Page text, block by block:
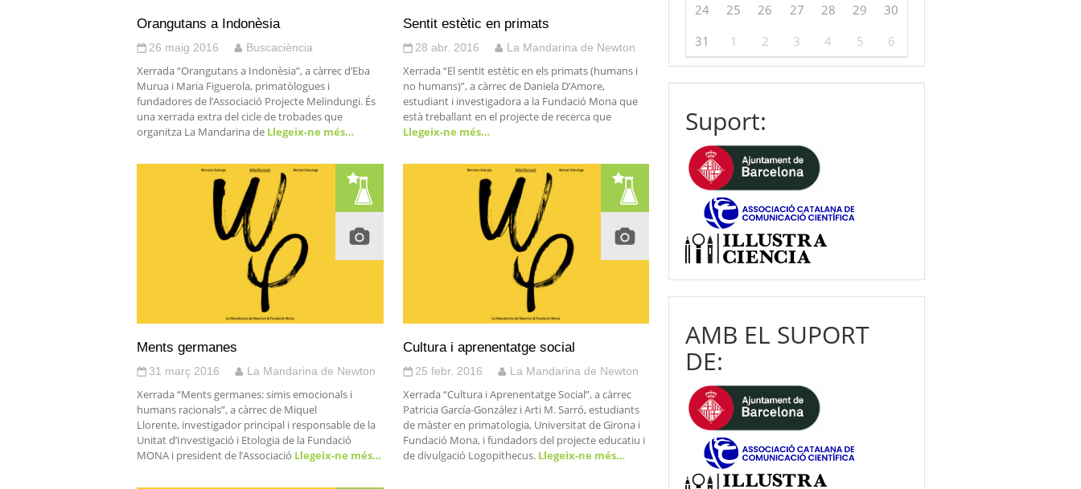
Orangutans a Indonèsia
26 maig 2016 Buscaciència
Xerrada “Orangutans a Indonèsia”, a càrrec d’Eba
Murua i Maria Figuerola, primatòlogues i
fundadores de l’Associació Projecte Melindungi. És
una xerrada extra del cicle de trobades que
organitza La Mandarina de Llegeix-ne més…
Sentit estètic en primats
28 abr. 2016 La Mandarina de Newton
Xerrada “El sentit estètic en els primats (humans i
no humans)”, a càrrec de Daniela D’Amore,
estudiant i investigadora a la Fundació Mona que
està treballant en el projecte de recerca que
Llegeix-ne més…
Ments germanes
31 març 2016 La Mandarina de Newton
Xerrada “Ments germanes: simis emocionals i
humans racionals”, a càrrec de Miquel
Llorente, investigador principal i responsable de la
Unitat d’Investigació i Etologia de la Fundació
MONA i president de l’Associació Llegeix-ne més…
Cultura i aprenentatge social
25 febr. 2016 La Mandarina de Newton
Xerrada “Cultura i Aprenentatge Social”, a càrrec
Patricia García-González i Arti M. Sarró, estudiants
de màster en primatologia, Universitat de Girona i
Fundació Mona, i fundadors del projecte educatiu i
de divulgació Logopithecus.Llegeix-ne més…
24
25 26 27 28 29
30
31
1 2 3 4 5 6
Suport:
AMB EL SUPORT
DE: